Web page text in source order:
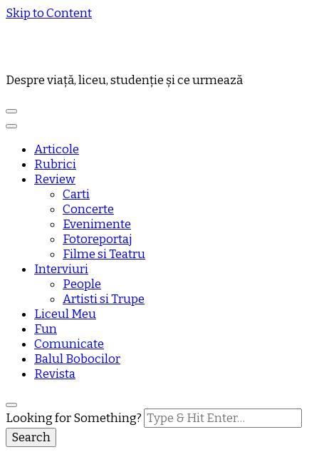
Skip to Content
Despre viață, liceu, studenție și ce urmează
Articole
Rubrici
Review
Carti
Concerte
Evenimente
Fotoreportaj
Filme si Teatru
Interviuri
People
Artisti si Trupe
Liceul Meu
Fun
Comunicate
Balul Bobocilor
Revista
Looking for Something?